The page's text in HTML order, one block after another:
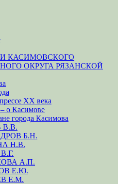
КАСИМОВСКОГО
ОКРУГА РЯЗАНСКОЙ
XX века
о Касимове
города Касимова
В.В.
Б.Н.
Н.В.
А.П.
Е.Ю.
Е.М.